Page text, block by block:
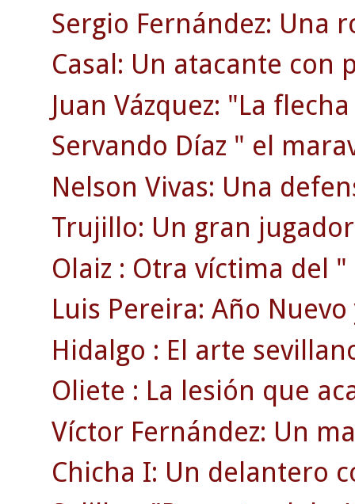
Sergio Fernández: Una
Casal: Un atacante con
Juan Vázquez: "La
Servando Díaz " el
Nelson Vivas: Una
Trujillo: Un gran
Olaiz : Otra víctima del
Luis Pereira: Año
Hidalgo : El arte
Oliete : La lesión que
Víctor Fernández: Un
Chicha I: Un delantero